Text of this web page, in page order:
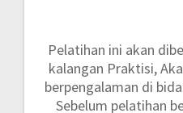
Pelatihan ini akan
kalangan Praktisi,
berpengalaman di
Sebelum pelatihan